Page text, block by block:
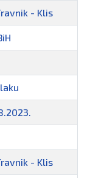
- Klis
- Klis